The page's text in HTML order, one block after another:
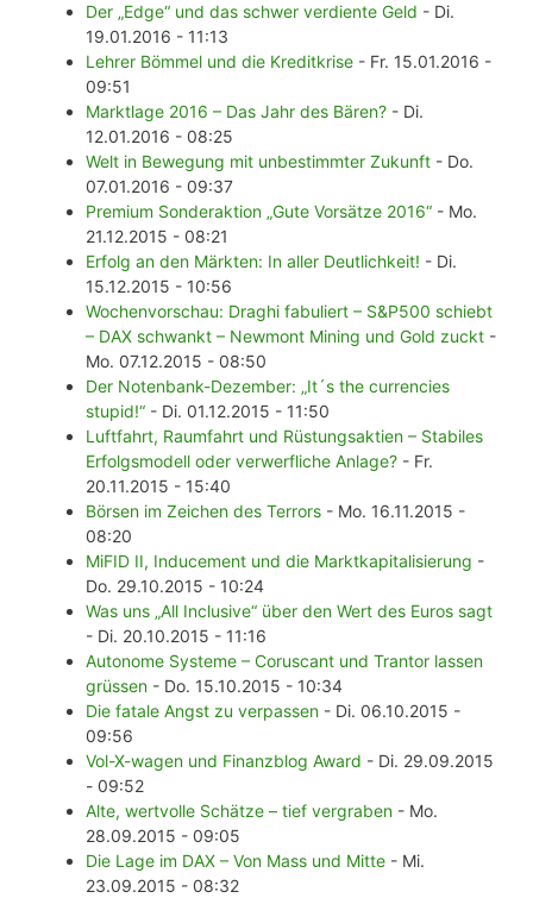
Der „Edge“ und das schwer verdiente Geld - Di.
19.01.2016 - 11:13
Lehrer Bömmel und die Kreditkrise - Fr. 15.01.2016 -
09:51
Marktlage 2016 – Das Jahr des Bären? - Di.
12.01.2016 - 08:25
Welt in Bewegung mit unbestimmter Zukunft - Do.
07.01.2016 - 09:37
Premium Sonderaktion „Gute Vorsätze 2016“ - Mo.
21.12.2015 - 08:21
Erfolg an den Märkten: In aller Deutlichkeit! - Di.
15.12.2015 - 10:56
Wochenvorschau: Draghi fabuliert – S&P500 schiebt
– DAX schwankt – Newmont Mining und Gold zuckt -
Mo. 07.12.2015 - 08:50
Der Notenbank-Dezember: „It´s the currencies
stupid!“ - Di. 01.12.2015 - 11:50
Luftfahrt, Raumfahrt und Rüstungsaktien – Stabiles
Erfolgsmodell oder verwerfliche Anlage? - Fr.
20.11.2015 - 15:40
Börsen im Zeichen des Terrors - Mo. 16.11.2015 -
08:20
MiFID II, Inducement und die Marktkapitalisierung -
Do. 29.10.2015 - 10:24
Was uns „All Inclusive“ über den Wert des Euros sagt
- Di. 20.10.2015 - 11:16
Autonome Systeme – Coruscant und Trantor lassen
grüssen - Do. 15.10.2015 - 10:34
Die fatale Angst zu verpassen - Di. 06.10.2015 -
09:56
Vol-X-wagen und Finanzblog Award - Di. 29.09.2015
- 09:52
Alte, wertvolle Schätze – tief vergraben - Mo.
28.09.2015 - 09:05
Die Lage im DAX – Von Mass und Mitte - Mi.
23.09.2015 - 08:32